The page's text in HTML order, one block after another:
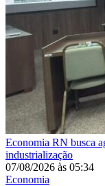
Economia RN busca
industrialização
07/08/2026 às 05:34
Economia